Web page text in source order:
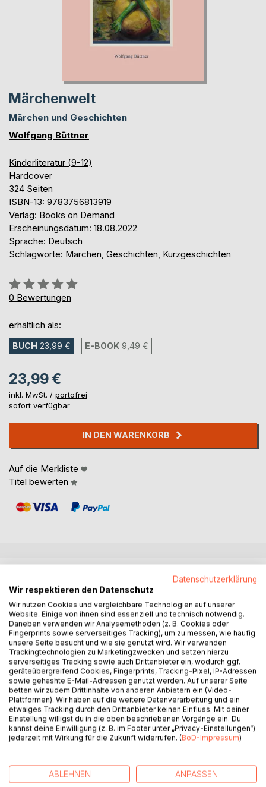
Märchenwelt
Märchen und Geschichten
Wolfgang Büttner
Kinderliteratur (9-12)
Hardcover
324 Seiten
ISBN-13: 9783756813919
Verlag: Books on Demand
Erscheinungsdatum: 18.08.2022
Sprache: Deutsch
Schlagworte: Märchen, Geschichten, Kurzgeschichten
Bewertung::
0%
0 Bewertungen
erhältlich als:
BUCH 23,99 € E-BOOK 9,49 €
23,99 €
inkl. MwSt. / portofrei
sofort verfügbar
IN DEN WARENKORB
Auf die Merkliste
Titel bewerten
Märchen sind wie Träume. Wer meint, er könne eins
deuten, sollte zunächst sagen, wer es geträumt hat.
Märchen sind gleichzeitig Unterhaltung und Genuss,
Spiegel und weiser Ratgeber. Sie sind Teil der Welt, eines
der Wunder des Lebens. Märchen weisen tief in die
Vergangenheit der Menschheit zurück.
Man sagt auch, Märchen seien für die Literatur das, was
die Primzahlen in der Mathematik sind, rätselhaft.
Mit den Kunstmärchen in diesem Büchlein wird die
Märchenwelt der Brüder Grimm fortgeschrieben. Ihnen
dürften jedenfalls alle etwas abgewinnen, egal ob jung oder
alt.
AUTOR/IN
Datenschutzerklärung
Wir respektieren den Datenschutz
Wir nutzen Cookies und vergleichbare Technologien auf unserer
Website. Einige von ihnen sind essenziell und technisch notwendig.
Daneben verwenden wir Analysemethoden (z. B. Cookies oder
Fingerprints sowie serverseitiges Tracking), um zu messen, wie häufig
unsere Seite besucht und wie sie genutzt wird. Wir verwenden
Trackingtechnologien zu Marketingzwecken und setzen hierzu
serverseitiges Tracking sowie auch Drittanbieter ein, wodurch ggf.
geräteübergreifend Cookies, Fingerprints, Tracking-Pixel, IP-Adressen
sowie gehashte E-Mail-Adressen genutzt werden. Auf unserer Seite
betten wir zudem Drittinhalte von anderen Anbietern ein (Video-
Plattformen). Wir haben auf die weitere Datenverarbeitung und ein
etwaiges Tracking durch den Drittanbieter keinen Einfluss. Mit deiner
Einstellung willigst du in die oben beschriebenen Vorgänge ein. Du
kannst deine Einwilligung (z. B. im Footer unter „Privacy-Einstellungen“)
jederzeit mit Wirkung für die Zukunft widerrufen. (BoD-Impressum)
ABLEHNEN ANPASSEN